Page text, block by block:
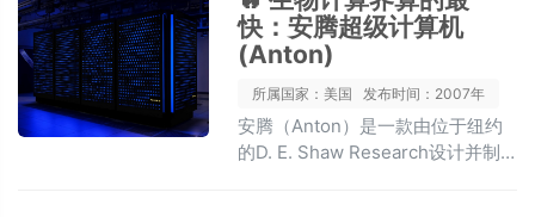
快：安腾超级计算机
(Anton)
所属国家：美国 发布时间：2007年
安腾（Anton）是一款由位于纽约
的D. E. Shaw Research设计并制